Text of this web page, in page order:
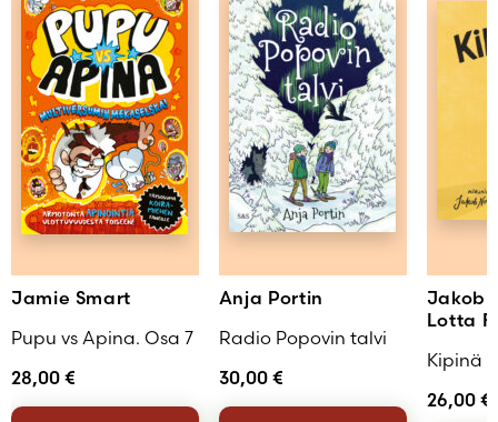
Jamie Smart
Pupu vs Apina. Osa 7
28,00 €
Anja Portin
Radio Popovin talvi
30,00 €
Jakob
Lotta
Kipinä
26,00 €